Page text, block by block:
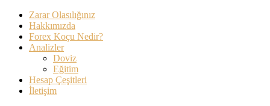
Zarar Olasılığınız
Hakkımızda
Forex Koçu Nedir?
Analizler
Doviz
Eğitim
Hesap Çeşitleri
İletişim